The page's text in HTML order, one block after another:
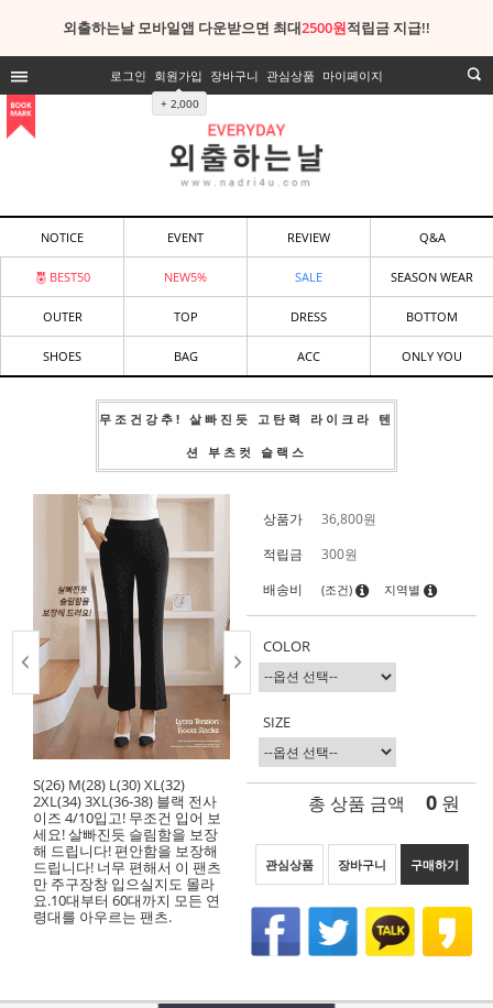
외출하는날 모바일앱 다운받으면 최대2500원적립금 지급!!
로그인 회원가입
+ 2,000
장바구니 관심상품 마이페이지
NOTICE EVENT REVIEW Q&A
BEST50 NEW5% SALE SEASON WEAR
OUTER TOP DRESS BOTTOM
SHOES BAG ACC ONLY YOU
무조건강추! 살빠진듯 고탄력 라이크라 텐
션 부츠컷 슬랙스
S(26) M(28) L(30) XL(32)
2XL(34) 3XL(36-38) 블랙 전사
이즈 4/10입고! 무조건 입어 보
세요! 살빠진듯 슬림함을 보장
해 드립니다! 편안함을 보장해
드립니다! 너무 편해서 이 팬츠
만 주구장창 입으실지도 몰라
요.10대부터 60대까지 모든 연
령대를 아우르는 팬츠.
상품가 36,800원
적립금
300원
배송비
(조건) 지역별
COLOR
SIZE
총 상품 금액 0 원
관심상품 장바구니 구매하기